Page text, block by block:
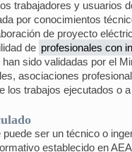
trabajadores y usuarios
por conocimientos
de proyecto
de profesionales con
han sido validadas por el
asociaciones
los trabajos ejecutados o a
ser un técnico o
establecido en